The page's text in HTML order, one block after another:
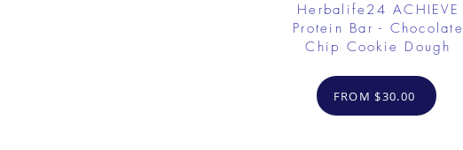
Herbalife24 ACHIEVE
Protein Bar - Chocolate
Chip Cookie Dough
FROM $30.00